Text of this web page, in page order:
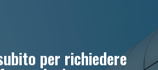
per richiedere